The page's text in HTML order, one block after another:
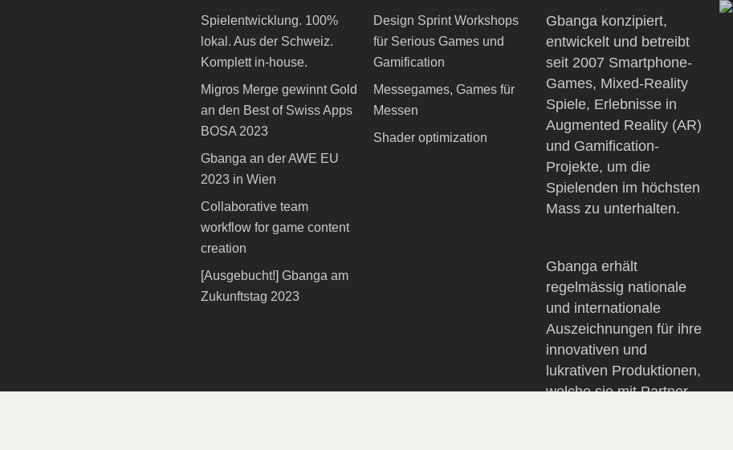
Spielentwicklung. 100%
lokal. Aus der Schweiz.
Komplett in-house.
Migros Merge gewinnt Gold
an den Best of Swiss Apps
BOSA 2023
Gbanga an der AWE EU
2023 in Wien
Collaborative team
workflow for game content
creation
[Ausgebucht!] Gbanga am
Zukunftstag 2023
Design Sprint Workshops
für Serious Games und
Gamification
Messegames, Games für
Messen
Shader optimization
Gbanga konzipiert,
entwickelt und betreibt
seit 2007 Smartphone-
Games, Mixed-Reality
Spiele, Erlebnisse in
Augmented Reality (AR)
und Gamification-
Projekte, um die
Spielenden im höchsten
Mass zu unterhalten.
Gbanga erhält
regelmässig nationale
und internationale
Auszeichnungen für ihre
innovativen und
lukrativen Produktionen,
welche sie mit Partner